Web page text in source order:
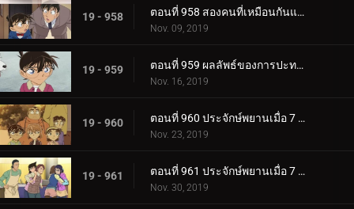
19 - 958 ตอนที่ 958 สองคนที่เหมือนกันแต่เข้ากันไม่ได้[11]
Nov. 09, 2019
19 - 959 ตอนที่ 959 ผลลัพธ์ของการปะทะกัน
Nov. 16, 2019
19 - 960 ตอนที่ 960 ประจักษ์พยานเมื่อ 7 ปีก่อน (ตอนแรก)
Nov. 23, 2019
19 - 961 ตอนที่ 961 ประจักษ์พยานเมื่อ 7 ปีก่อน (ตอนจบ)
Nov. 30, 2019